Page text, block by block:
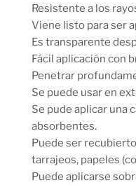
Resistente a los
Viene listo para ser
Es transparente
Fácil aplicación con
Penetrar
Se puede usar en
Se pude aplicar una
absorbentes.
Puede ser
tarrajeos, papeles
Puede aplicarse